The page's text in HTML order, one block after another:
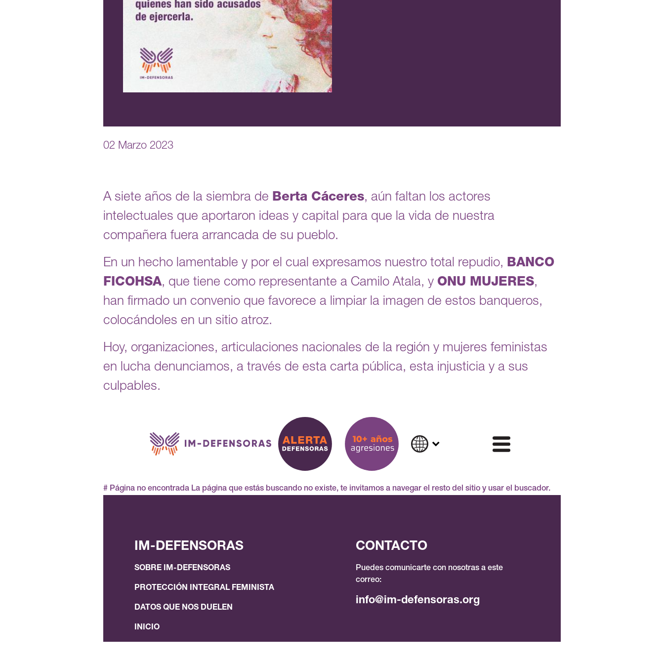
02 Marzo 2023
A siete años de la siembra de Berta Cáceres, aún faltan los actores
intelectuales que aportaron ideas y capital para que la vida de nuestra
compañera fuera arrancada de su pueblo.
En un hecho lamentable y por el cual expresamos nuestro total repudio, BANCO
FICOHSA, que tiene como representante a Camilo Atala, y ONU MUJERES,
han firmado un convenio que favorece a limpiar la imagen de estos banqueros,
colocándoles en un sitio atroz.
Hoy, organizaciones, articulaciones nacionales de la región y mujeres feministas
en lucha denunciamos, a través de esta carta pública, esta injusticia y a sus
culpables.